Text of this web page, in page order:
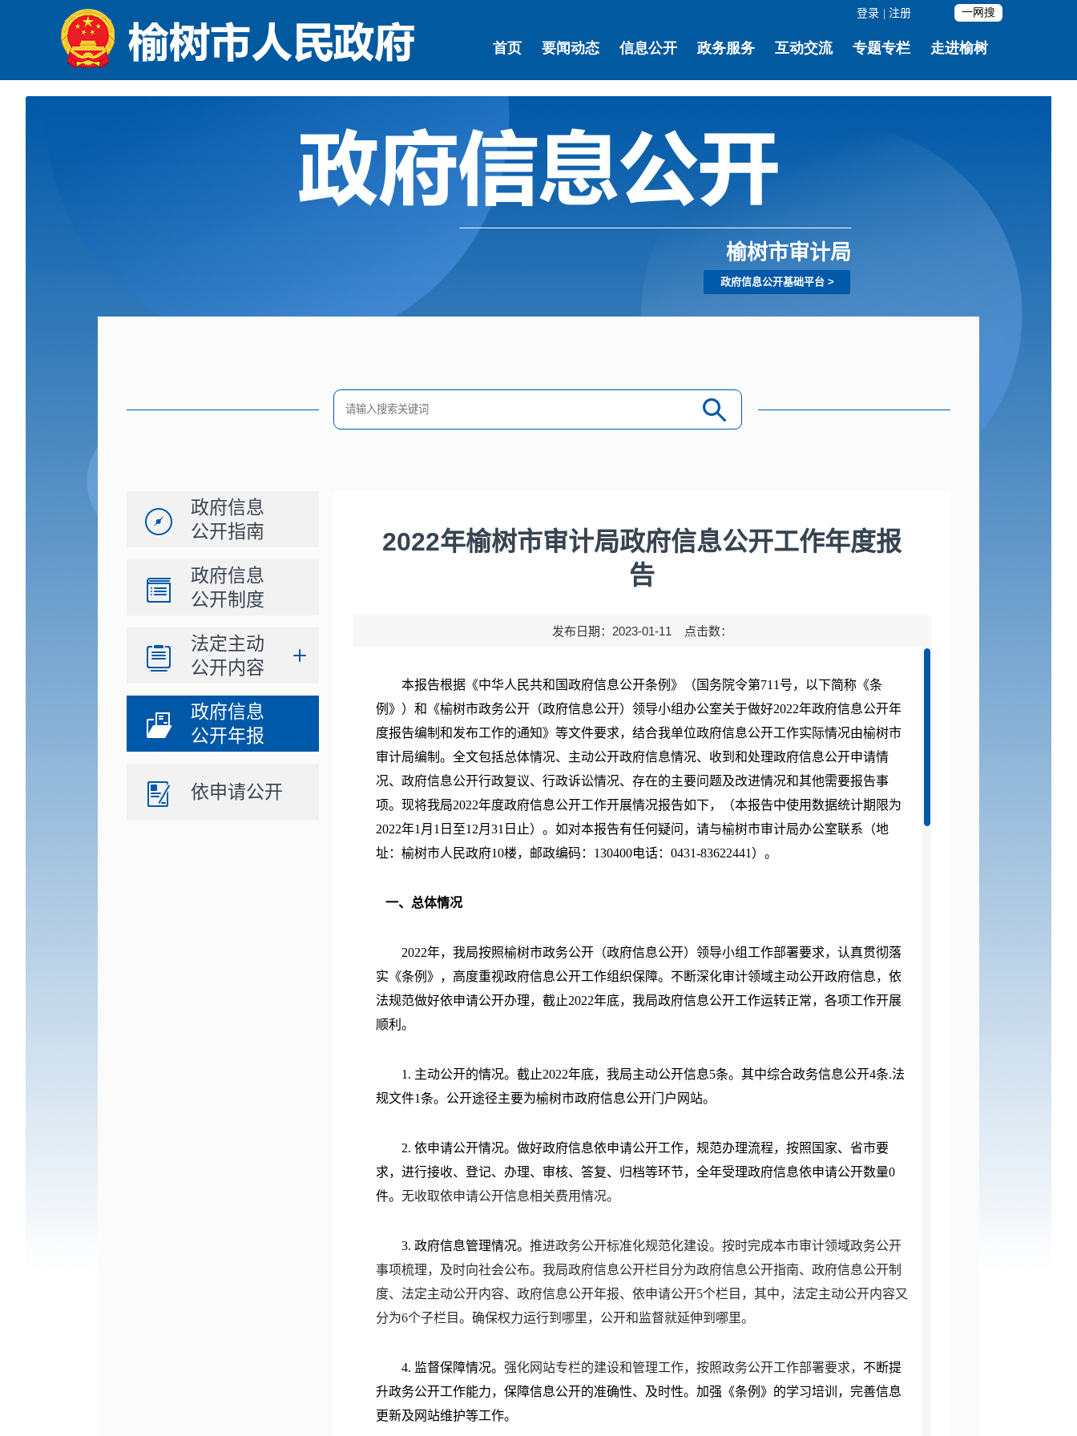
登录 注册
榆树市审计局
政府信息公开基础平台>
政府信息
公开指南
政府信息
公开制度
法定主动
公开内容
政府信息
公开年报
依申请公开
2022年榆树市审计局政府信息公开工作年度报
告
发布日期：2023-01-11 点击数：
本报告根据 《中华人民共和国政府信息公开条例》 （国务院令第711号，以下简称《条
例》）和 《榆树市政务公开 （政府信息公开） 领导小组办公室关于做好2022年政府信息公开年
度报告编制和发布工作的通知》 等文件要求，结合我单位政府信息公开工作实际情况由榆树市
审计局编制。 全文包括总体情况、主动公开政府信息情况、收到和处理政府信息公开申请情
况、政府信息公开行政复议、行政诉讼情况、存在的主要问题及改进情况和其他需要报告事
项。 现将我局2022年度政府信息公开工作开展情况报告如下，（本报告中使用数据统计期限为
2022年1月1日至12月31日止）。如对本报告有任何疑问，请与榆树市审计局办公室联系（地
址：榆树市人民政府10楼，邮政编码：130400电话：0431-83622441）。
一、 总体情况
2022年，我局按照榆树市政务公开（政府信息公开）领导小组工作部署要求，认真贯彻落
实《条例》，高度重视政府信息公开工作组织保障。不断深化审计领域主动公开政府信息，依
法规范做好依申请公开办理，截止2022年底，我局政府信息公开工作运转正常，各项工作开展
顺利。
1. 主动公开的情况。截止2022年底，我局主动公开信息5条。其中综合政务信息公开4条.法
规文件1条。公开途径主要为榆树市政府信息公开门户网站。
2. 依申请公开情况。 做好政府信息依申请公开工作，规范办理流程，按照国家、省市要
求，进行接收、登记、办理、审核、答复、归档等环节，全年受理政府信息依申请公开数量0
件。 无收取依申请公开信息相关费用情况。
3. 政府信息管理情况。 推进政务公开标准化规范化建设。按时完成本市审计领域政务公开
事项梳理，及时向社会公布。我局政府信息公开栏目分为政府信息公开指南、政府信息公开制
度、法定主动公开内容、政府信息公开年报、依申请公开5个栏目，其中，法定主动公开内容又
分为6个子栏目。确保权力运行到哪里，公开和监督就延伸到哪里。
4. 监督保障情况。 强化网站专栏的建设和管理工作，按照政务公开工作部署要求， 不断提
升政务公开工作能力， 保障信息公开的准确性、及时性。加强《条例》的学习培训，完善信息
更新及网站维护等工作。